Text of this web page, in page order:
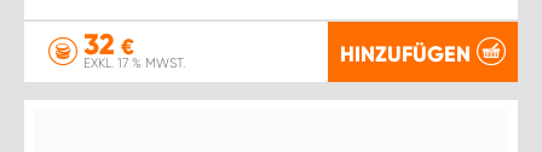
32 €
EXKL. 17 % MWST. HINZUFÜGEN